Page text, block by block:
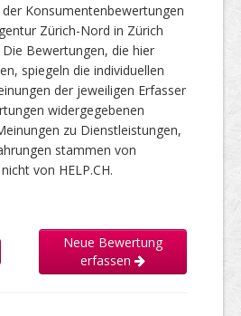
Konsumentenbewertungen
Zürich-Nord in Zürich
Bewertungen, die hier
spiegeln die individuellen
der jeweiligen Erfasser
widergegebenen
zu Dienstleistungen,
stammen von
von HELP.CH.
Neue Bewertung
erfassen